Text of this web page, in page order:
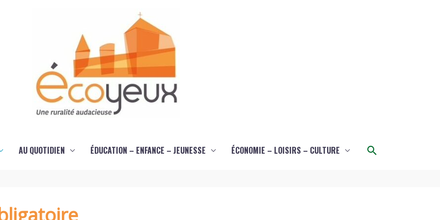
AU QUOTIDIEN ÉDUCATION – ENFANCE – JEUNESSE ÉCONOMIE – LOISIRS – CULTURE Rechercher